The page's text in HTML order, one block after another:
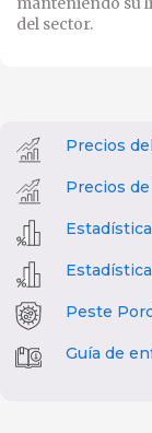
del sector.
Precios
Precios
Peste
Guía de